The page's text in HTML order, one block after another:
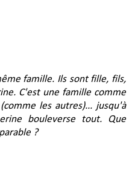
famille. Ils sont fille, fils,
C'est une famille comme
les autres)... jusqu'à
bouleverse tout. Que
?